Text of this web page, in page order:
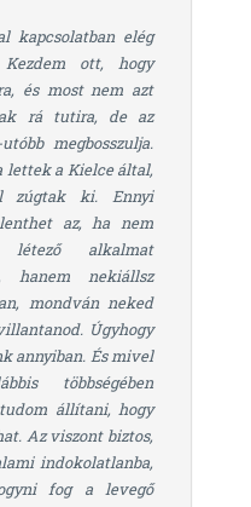
kapcsolatban elég
ott, hogy
és most nem azt
rá tutira, de az
megbosszulja.
lettek a Kielce által,
zúgtak ki. Ennyi
az, ha nem
alkalmat
hanem nekiállsz
mondván neked
Úgyhogy
annyiban. És mivel
többségében
állítani, hogy
Az viszont biztos,
indokolatlanba,
fog a levegő